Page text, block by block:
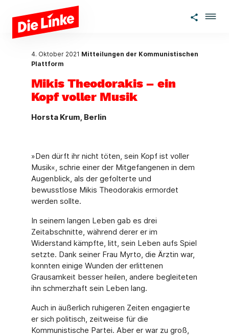
Zum Hauptinhalt springen
4. Oktober 2021 Mitteilungen der Kommunistischen
Plattform
Mikis Theodorakis – ein
Kopf voller Musik
Horsta Krum, Berlin
»Den dürft ihr nicht töten, sein Kopf ist voller
Musik«, schrie einer der Mitgefangenen in dem
Augenblick, als der gefolterte und
bewusstlose Mikis Theodorakis ermordet
werden sollte.
In seinem langen Leben gab es drei
Zeitabschnitte, während derer er im
Widerstand kämpfte, litt, sein Leben aufs Spiel
setzte. Dank seiner Frau Myrto, die Ärztin war,
konnten einige Wunden der erlittenen
Grausamkeit besser heilen, andere begleiteten
ihn schmerzhaft sein Leben lang.
Auch in äußerlich ruhigeren Zeiten engagierte
er sich politisch, zeitweise für die
Kommunistische Partei. Aber er war zu groß,